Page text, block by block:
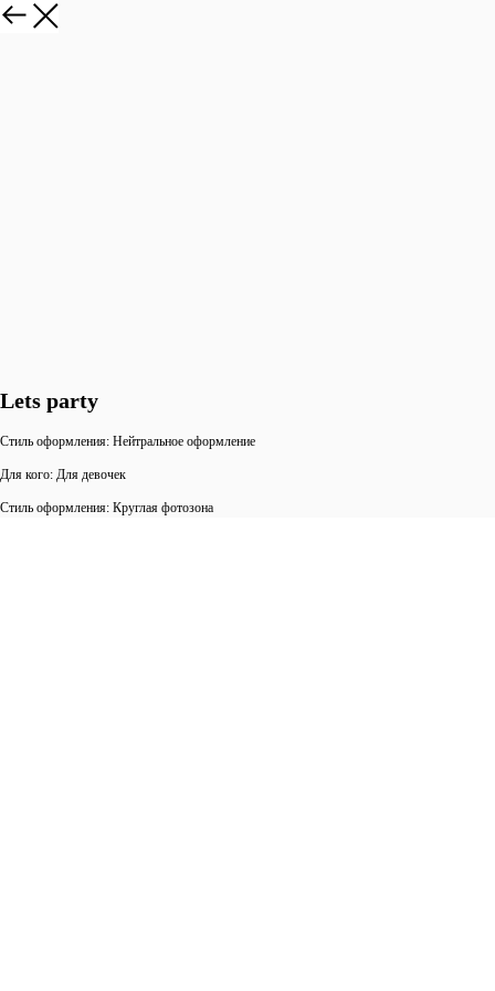
Lets party
Стиль оформления: Нейтральное оформление
Для кого: Для девочек
Стиль оформления: Круглая фотозона